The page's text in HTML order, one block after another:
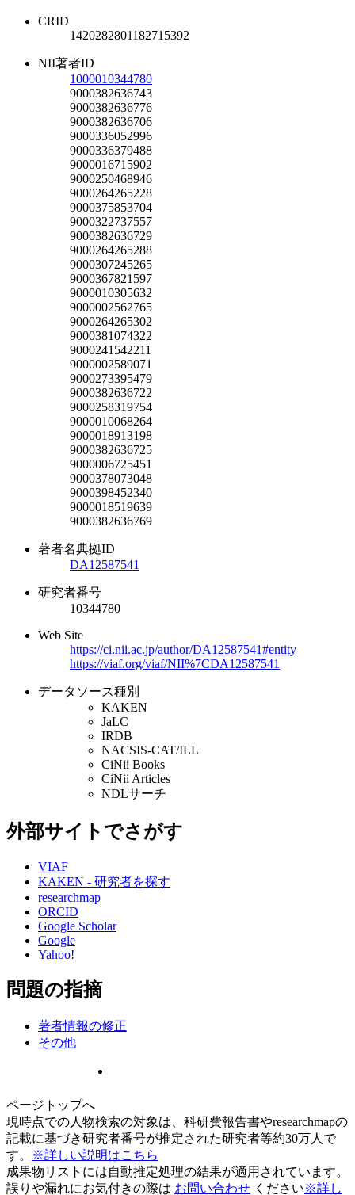
CRID
1420282801182715392
NII著者ID
1000010344780
9000382636743
9000382636776
9000382636706
9000336052996
9000336379488
9000016715902
9000250468946
9000264265228
9000375853704
9000322737557
9000382636729
9000264265288
9000307245265
9000367821597
9000010305632
9000002562765
9000264265302
9000381074322
9000241542211
9000002589071
9000273395479
9000382636722
9000258319754
9000010068264
9000018913198
9000382636725
9000006725451
9000378073048
9000398452340
9000018519639
9000382636769
著者名典拠ID
DA12587541
研究者番号
10344780
Web Site
https://ci.nii.ac.jp/author/DA12587541#entity
https://viaf.org/viaf/NII%7CDA12587541
データソース種別
KAKEN
JaLC
IRDB
NACSIS-CAT/ILL
CiNii Books
CiNii Articles
NDLサーチ
外部サイトでさがす
VIAF
KAKEN - 研究者を探す
researchmap
ORCID
Google Scholar
Google
Yahoo!
問題の指摘
著者情報の修正
その他
ページトップへ
現時点での人物検索の対象は、科研費報告書やresearchmapの
記載に基づき研究者番号が推定された研究者等約30万人で
す。
※詳しい説明はこちら
成果物リストには自動推定処理の結果が適用されています。
誤りや漏れにお気付きの際は お問い合わせ ください※詳し